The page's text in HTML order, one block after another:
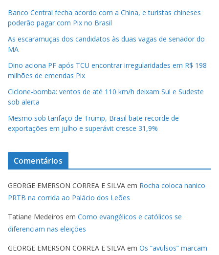
Banco Central fecha acordo com a China, e turistas chineses
poderão pagar com Pix no Brasil
As escaramuças dos candidatos às duas vagas de senador do
MA
Dino aciona PF após TCU encontrar irregularidades em R$ 198
milhões de emendas Pix
Ciclone-bomba: ventos de até 110 km/h deixam Sul e Sudeste
sob alerta
Mesmo sob tarifaço de Trump, Brasil bate recorde de
exportações em julho e superávit cresce 31,9%
Comentários
GEORGE EMERSON CORREA E SILVA em Rocha coloca nanico
PRTB na corrida ao Palácio dos Leões
Tatiane Medeiros em Como evangélicos e católicos se
diferenciam nas eleições
GEORGE EMERSON CORREA E SILVA em Os “avulsos” marcam